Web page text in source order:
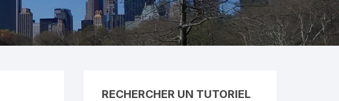
RECHERCHER UN TUTORIEL